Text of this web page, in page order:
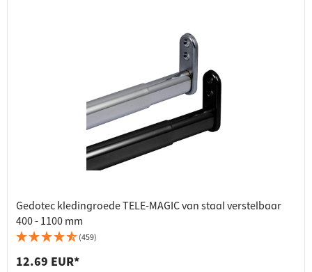
Gedotec kledingroede TELE-MAGIC van staal verstelbaar
400 - 1100 mm
(459)
12.69 EUR*